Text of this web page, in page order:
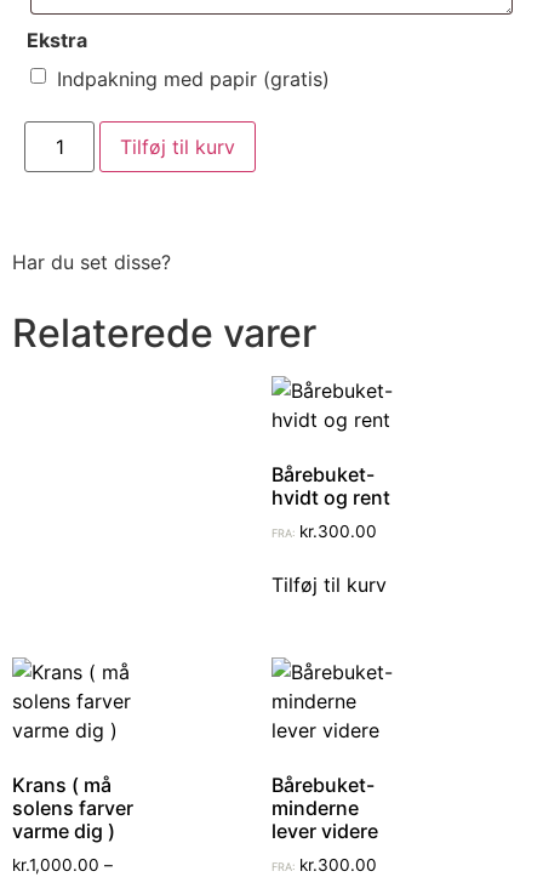
Ekstra
Indpakning med papir (gratis)
Tilføj til kurv
Har du set disse?
Relaterede varer
Bårebuket-
hvidt og rent
FRA: kr.300.00
Tilføj til kurv
Krans ( må
solens farver
varme dig )
kr.1,000.00 –
Bårebuket-
minderne
lever videre
FRA: kr.300.00